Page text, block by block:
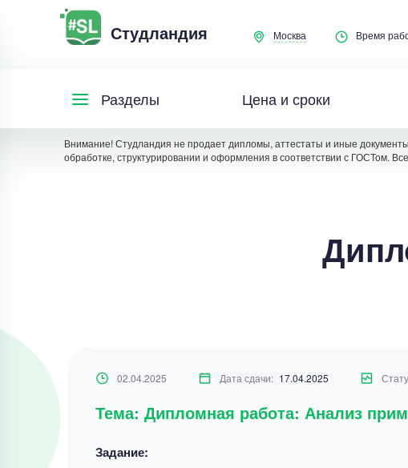
Студландия Москва Время
Разделы Цена и сроки
Внимание! Студландия не продает дипломы, аттестаты и иные
обработке, структурировании и оформления в соответствии с ГОСТом.
02.04.2025 Дата сдачи: 17.04.2025
Тема: Дипломная работа: Анализ
Задание: